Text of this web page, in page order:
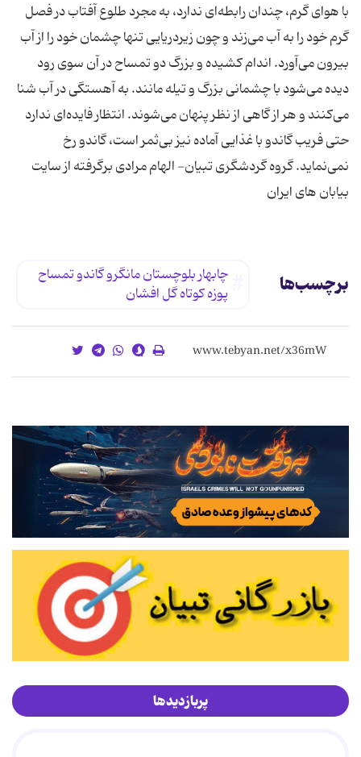
با هوای گرم، چندان رابطه‌ای ندارد، به مجرد طلوع آفتاب در فصل
گرم خود را به آب می‌زند و چون زیردریایی تنها چشمان خود را از آب
بیرون می‌آورد. اندام كشیده و بزرگ دو تمساح در آن سوی رود
دیده می‌شود با چشمانی بزرگ و تیله مانند. به آهستگی در آب شنا
می‌كنند و هر از گاهی از نظر پنهان می‌شوند. انتظار فایده‌ای ندارد
حتی فریب گاندو با غذایی آماده نیز بی‌ثمر است، گاندو رخ
نمی‌نماید. گروه گردشگری تبیان- الهام مرادی برگرفته از سایت
بیابان های ایران
برچسب‌ها
چابهار بلوچستان مانگرو گاندو تمساح
پوزه کوتاه گل افشان
پربازدیدها